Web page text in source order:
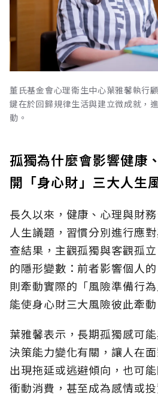
董氏基金會心理衛生中心葉雅馨執行
鍵在於回歸規律生活與建立微成就，
動。
孤獨為什麼會影響健康
開「身心財」三大人生
長久以來，健康、心理與財
人生議題，習慣分別進行應
查結果，主觀孤獨與客觀孤
的隱形變數：前者影響個人
則牽動實際的「風險準備行
能使身心財三大風險彼此牽
葉雅馨表示，長期孤獨感可
決策能力變化有關，讓人在
出現拖延或逃避傾向，也可
衝動消費，甚至成為感情或